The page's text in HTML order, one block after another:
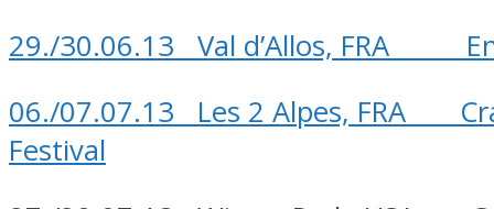
29./30.06.13 Val d’Allos, FRA
06./07.07.13 Les 2 Alpes, FRA
Festival